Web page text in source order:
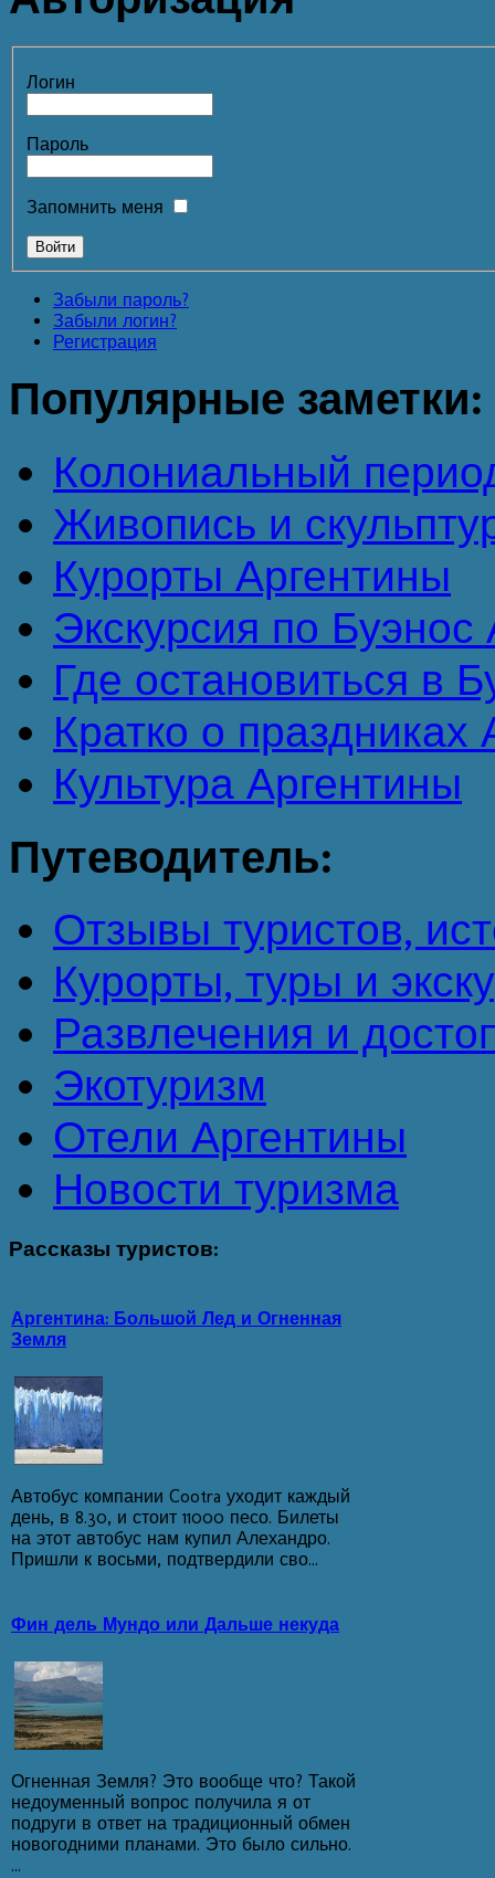
Логин
Пароль
Запомнить меня
Забыли пароль?
Забыли логин?
Регистрация
Популярные заметки:
Колониальный
Живопись и
Курорты Аргентины
Экскурсия по
Где остановиться в
Кратко о праздниках
Культура Аргентины
Путеводитель:
Отзывы туристов,
Курорты, туры и
Развлечения и
Экотуризм
Отели Аргентины
Новости туризма
Рассказы туристов:
Аргентина: Большой Лед и Огненная
Земля
Автобус компании Cootra уходит каждый
день, в 8.30, и стоит 11000 песо. Билеты
на этот автобус нам купил Алехандро.
Пришли к восьми, подтвердили сво...
Фин дель Мундо или Дальше некуда
Огненная Земля? Это вообще что? Такой
недоуменный вопрос получила я от
подруги в ответ на традиционный обмен
новогодними планами. Это было сильно.
...